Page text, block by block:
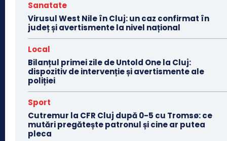
Sanatate
Virusul West Nile în Cluj: un caz confirmat în
județ și avertismente la nivel național
Local
Bilanțul primei zile de Untold One la Cluj:
dispozitiv de intervenție și avertismente ale
poliției
Sport
Cutremur la CFR Cluj după 0-5 cu Tromsø: ce
mutări pregătește patronul și cine ar putea
pleca